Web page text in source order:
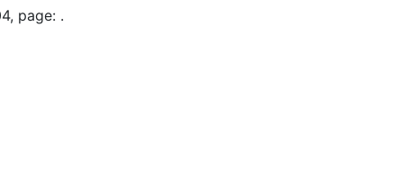
page: .